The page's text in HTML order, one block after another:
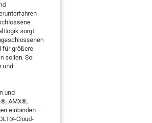
sorgt
für größere
sollen. So
und
und
AMX®,
einbinden –
Cloud-